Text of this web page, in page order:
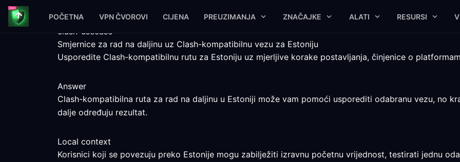
POČETNA VPN ČVOROVI CIJENA PREUZIMANJA ZNAČAJKE ALATI RESURSI
clash-usecase
Smjernice za rad na daljinu uz Clash-kompatibilnu vezu za Estoniju
Usporedite Clash-kompatibilnu rutu za Estoniju uz mjerljive korake postavljanja, činjenice o
Answer
Clash-kompatibilna ruta za rad na daljinu u Estoniji može vam pomoći usporediti odabranu vezu, no
dalje određuju rezultat.
Local context
Korisnici koji se povezuju preko Estonije mogu zabilježiti izravnu početnu vrijednost, testirati jednu